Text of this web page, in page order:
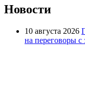
Новости
10 августа 2026
на переговоры